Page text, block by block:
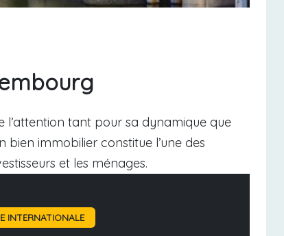
l’attention tant pour sa dynamique que
bien immobilier constitue l’une des
et les ménages.
INTERNATIONALE